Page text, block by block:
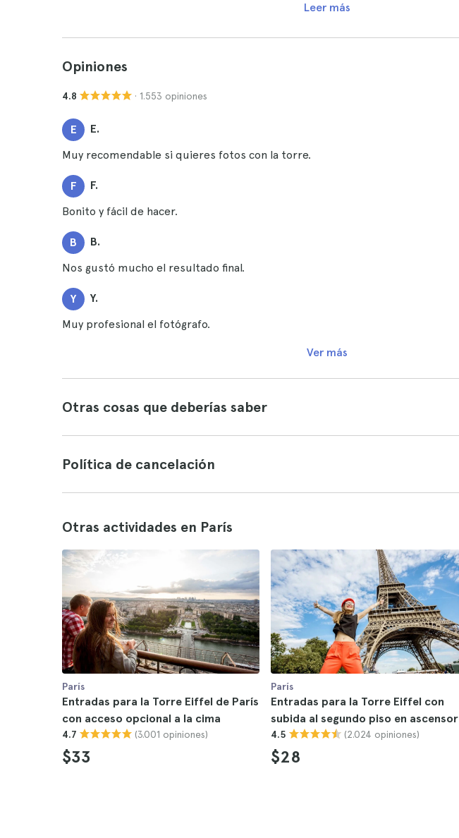
Leer más
Opiniones
4.8 · 1.553 opiniones
E E.
Muy recomendable si quieres fotos con la torre.
F F.
Bonito y fácil de hacer.
B B.
Nos gustó mucho el resultado final.
Y Y.
Muy profesional el fotógrafo.
Ver más
Otras cosas que deberías saber
Política de cancelación
Otras actividades en París
París
Entradas para la Torre Eiffel de París
con acceso opcional a la cima
4.7 (3.001 opiniones)
$33
París
Entradas para la Torre Eiffel con
subida al segundo piso en ascensor
4.5 (2.024 opiniones)
$28